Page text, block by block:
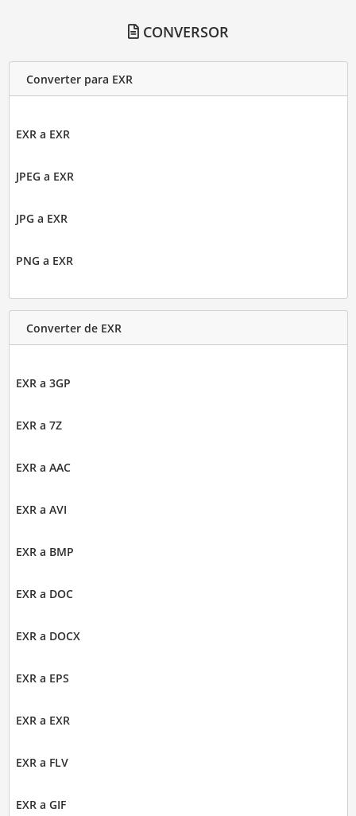
CONVERSOR
Converter para EXR
EXR a EXR
JPEG a EXR
JPG a EXR
PNG a EXR
Converter de EXR
EXR a 3GP
EXR a 7Z
EXR a AAC
EXR a AVI
EXR a BMP
EXR a DOC
EXR a DOCX
EXR a EPS
EXR a EXR
EXR a FLV
EXR a GIF